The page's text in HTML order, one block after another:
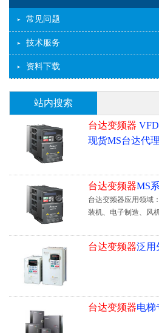
常见问题
技术服务
资料下载
站内搜索
台达变频器
现货MS台达代
台达变频器MS
台达变频器应用领域
装机、电子制造、风
台达变频器泛用
台达变频器电梯